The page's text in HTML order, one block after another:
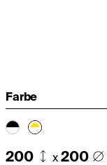
Farbe
200 x 200